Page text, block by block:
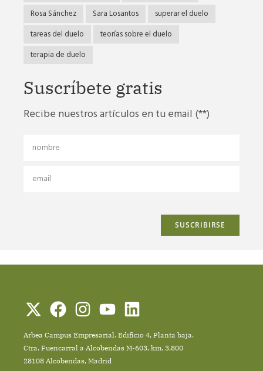
Rosa Sánchez
Sara Losantos
superar el duelo
tareas del duelo
teorías sobre el duelo
terapia de duelo
Suscríbete gratis
Recibe nuestros artículos en tu email (**)
Arbea Campus Empresarial. Edificio 4, Planta baja.
Ctra. Fuencarral a Alcobendas M-603, km. 3,800
28108 Alcobendas, Madrid